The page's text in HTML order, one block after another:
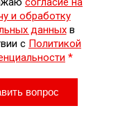
и обработку
данныхв
с Политикой
*